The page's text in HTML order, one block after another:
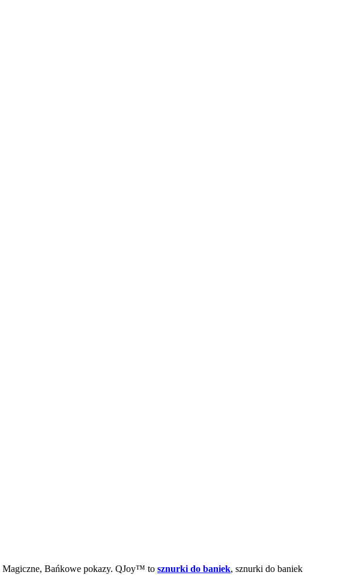
Magiczne, Bańkowe pokazy. QJoy™ to sznurki do baniek, sznurki do baniek